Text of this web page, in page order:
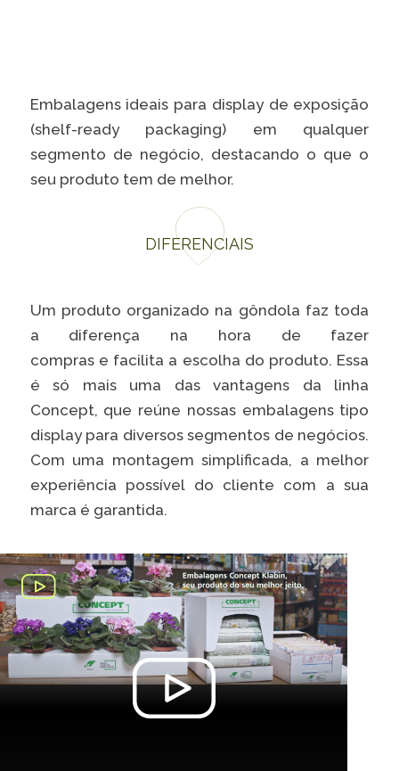
VER A LISTA COMPLETA
Embalagens ideais para display de exposição
(shelf-ready packaging) em qualquer
segmento de negócio, destacando o que o
seu produto tem de melhor.
DIFERENCIAIS
Um produto organizado na gôndola faz toda
a diferença na hora de fazer
compras e facilita a escolha do produto. Essa
é só mais uma das vantagens da linha
Concept, que reúne nossas embalagens tipo
display para diversos segmentos de negócios.
Com uma montagem simplificada, a melhor
experiência possível do cliente com a sua
marca é garantida.